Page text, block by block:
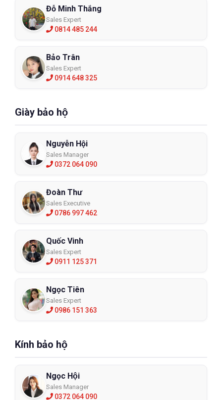
Đỗ Minh Thắng
Sales Expert
0814 485 244
Bảo Trân
Sales Expert
0914 648 325
Giày bảo hộ
Nguyễn Hội
Sales Manager
0372 064 090
Đoàn Thư
Sales Executive
0786 997 462
Quốc Vinh
Sales Expert
0911 125 371
Ngọc Tiên
Sales Expert
0986 151 363
Kính bảo hộ
Ngọc Hội
Sales Manager
0372 064 090